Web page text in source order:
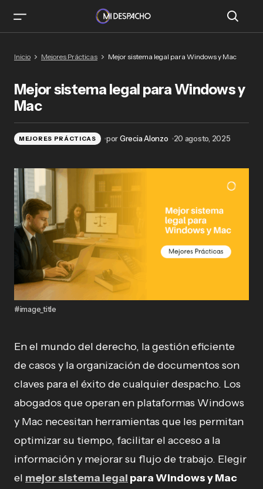
Inicio Mejores Prácticas Mejor sistema legal para Windows y Mac
Mejor sistema legal para Windows y
Mac
MEJORES PRÁCTICAS porGrecia Alonzo 20 agosto, 2025
#image_title
En el mundo del derecho, la gestión eficiente
de casos y la organización de documentos son
claves para el éxito de cualquier despacho. Los
abogados que operan en plataformas Windows
y Mac necesitan herramientas que les permitan
optimizar su tiempo, facilitar el acceso a la
información y mejorar su flujo de trabajo. Elegir
el mejor sistema legal para Windows y Mac